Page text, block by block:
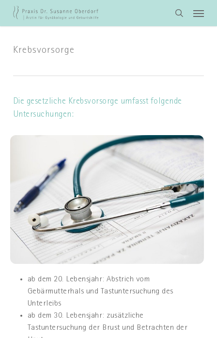
Krebsvorsorge
Die gesetzliche Krebsvorsorge umfasst folgende
Untersuchungen:
ab dem 20. Lebensjahr: Abstrich vom
Gebärmutterhals und Tastuntersuchung des
Unterleibs
ab dem 30. Lebensjahr: zusätzliche
Tastuntersuchung der Brust und Betrachten der